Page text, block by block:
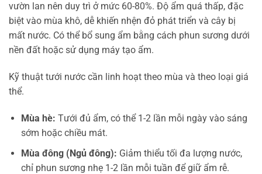
vườn lan nên duy trì ở mức 60-80%. Độ ẩm quá thấp, đặc
biệt vào mùa khô, dễ khiến nhện đỏ phát triển và cây bị
mất nước. Có thể bổ sung ẩm bằng cách phun sương dưới
nền đất hoặc sử dụng máy tạo ẩm.
Kỹ thuật tưới nước cần linh hoạt theo mùa và theo loại giá
thể.
Mùa hè: Tưới đủ ẩm, có thể 1-2 lần mỗi ngày vào sáng
sớm hoặc chiều mát.
Mùa đông (Ngủ đông): Giảm thiểu tối đa lượng nước,
chỉ phun sương nhẹ 1-2 lần mỗi tuần để giữ ẩm rễ.